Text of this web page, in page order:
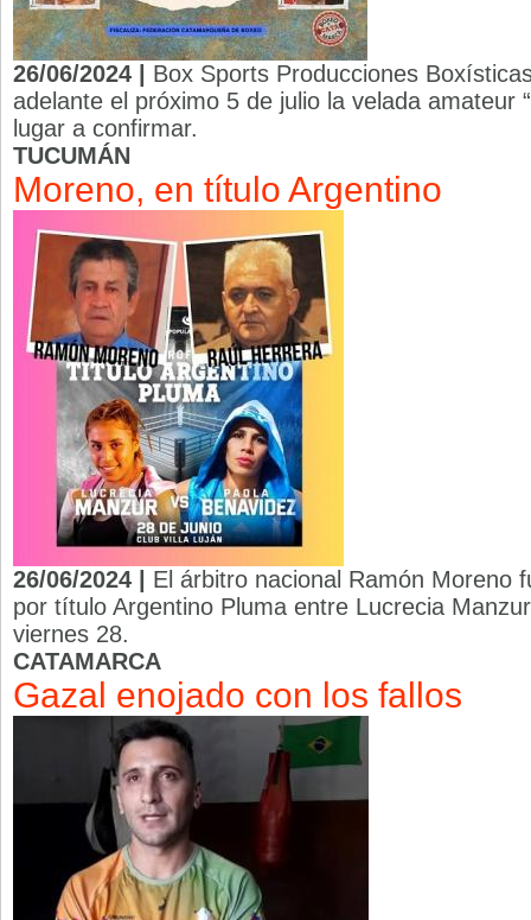
26/06/2024 | Box Sports Producciones
adelante el próximo 5 de julio la velada amateur
lugar a confirmar.
TUCUMÁN
Moreno, en título Argentino
26/06/2024 | El árbitro nacional Ramón Moreno
por título Argentino Pluma entre Lucrecia
viernes 28.
CATAMARCA
Gazal enojado con los fallos